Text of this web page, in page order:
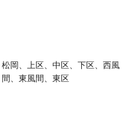
松岡、上区、中区、下区、西風
間、東風間、東区